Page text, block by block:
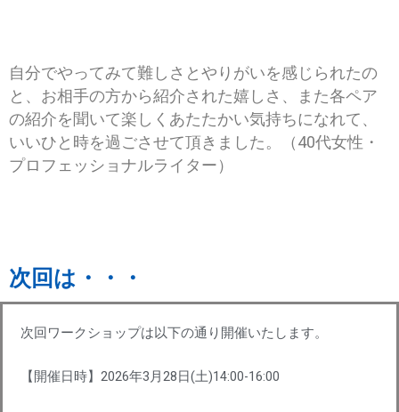
自分でやってみて難しさとやりがいを感じられたの
と、お相手の方から紹介された嬉しさ、また各ペア
の紹介を聞いて楽しくあたたかい気持ちになれて、
いいひと時を過ごさせて頂きました。（40代女性・
プロフェッショナルライター）
次回は・・・
次回ワークショップは以下の通り開催いたします。
【開催日時】2026年3月28日(土)14:00-16:00